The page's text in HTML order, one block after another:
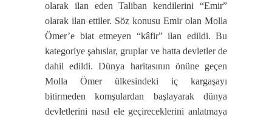
olarak ilan eden Taliban kendilerini “Emir”
olarak ilan ettiler. Söz konusu Emir olan Molla
Ömer’e biat etmeyen “kâfir” ilan edildi. Bu
kategoriye şahıslar, gruplar ve hatta devletler de
dahil edildi. Dünya haritasının önüne geçen
Molla Ömer ülkesindeki iç kargaşayı
bitirmeden komşulardan başlayarak dünya
devletlerini nasıl ele geçireceklerini anlatmaya